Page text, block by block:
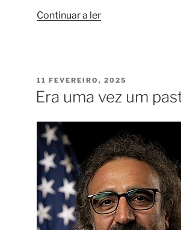
Continuar a ler“História
PUBLICADO
EM
11 FEVEREIRO, 2025
Era uma vez um